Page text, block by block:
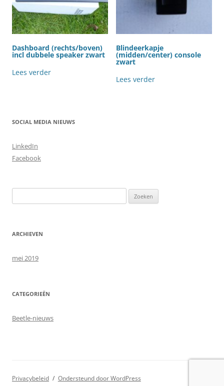
Dashboard (rechts/boven)
incl dubbele speaker zwart
Lees verder
Blindeerkapje
(midden/center) console
zwart
Lees verder
SOCIAL MEDIA NIEUWS
LinkedIn
Facebook
naar:
ARCHIEVEN
mei 2019
CATEGORIEËN
Beetle-nieuws
Privacybeleid Ondersteund door WordPress